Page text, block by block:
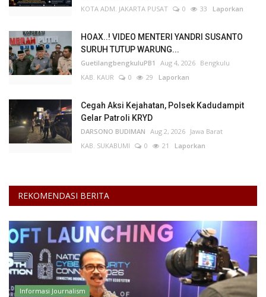
KOTA ADM. JAKARTA PUSAT
0 33 Laporkan
HOAX..! VIDEO MENTERI YANDRI SUSANTO
SURUH TUTUP WARUNG...
GuetilangbengkuluPB1 Aug 4, 2026 Bengkulu
KAB. KAUR
0 29 Laporkan
Cegah Aksi Kejahatan, Polsek Kadudampit
Gelar Patroli KRYD
DARSONO BUDIMAN Aug 2, 2026 Jawa Barat
KAB. SUKABUMI
0 21 Laporkan
REKOMENDASI BERITA
Informasi Journalism